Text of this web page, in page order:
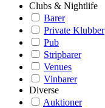
Clubs & Nightlife
Barer
Private Klubber
Pub
Stripbarer
Venues
Vinbarer
Diverse
Auktioner